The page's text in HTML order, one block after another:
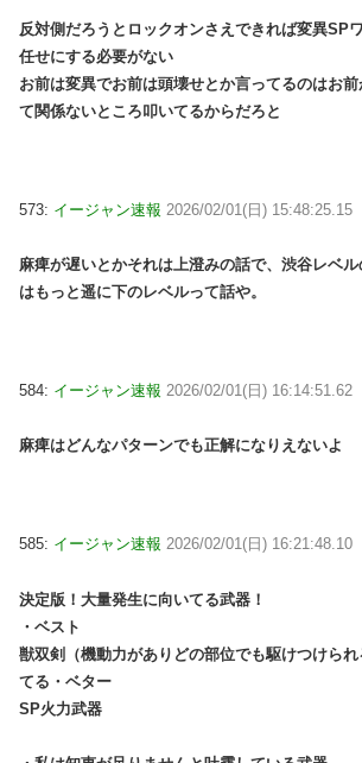
反対側だろうとロックオンさえできれば変異SP
任せにする必要がない
お前は変異でお前は頭壊せとか言ってるのはお
て関係ないところ叩いてるからだろと
573: イージャン速報 2026/02/01(日) 15:48:25.15
麻痺が遅いとかそれは上澄みの話で、渋谷レベ
はもっと遥に下のレベルって話や。
584: イージャン速報 2026/02/01(日) 16:14:51.62
麻痺はどんなパターンでも正解になりえないよ
585: イージャン速報 2026/02/01(日) 16:21:48.10
決定版！大量発生に向いてる武器！
・ベスト
獣双剣（機動力がありどの部位でも駆けつけら
てる・ベター
SP火力武器